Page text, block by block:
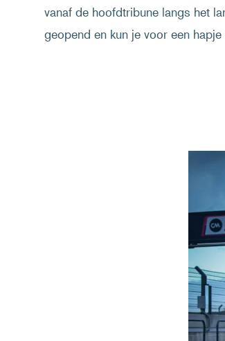
vanaf de hoofdtribune langs het
geopend en kun je voor een